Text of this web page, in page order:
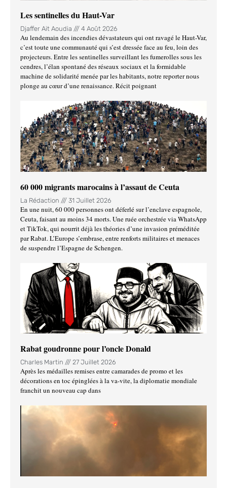
Les sentinelles du Haut-Var
Djaffer Ait Aoudia 4 Août 2026
Au lendemain des incendies dévastateurs qui ont ravagé le Haut-Var,
c’est toute une communauté qui s’est dressée face au feu, loin des
projecteurs. Entre les sentinelles surveillant les fumerolles sous les
cendres, l’élan spontané des réseaux sociaux et la formidable
machine de solidarité menée par les habitants, notre reporter nous
plonge au cœur d’une renaissance. Récit poignant
60 000 migrants marocains à l’assaut de Ceuta
La Rédaction 31 Juillet 2026
En une nuit, 60 000 personnes ont déferlé sur l’enclave espagnole,
Ceuta, faisant au moins 34 morts. Une ruée orchestrée via WhatsApp
et TikTok, qui nourrit déjà les théories d’une invasion préméditée
par Rabat. L’Europe s’embrase, entre renforts militaires et menaces
de suspendre l’Espagne de Schengen.
Rabat goudronne pour l’oncle Donald
Charles Martin 27 Juillet 2026
Après les médailles remises entre camarades de promo et les
décorations en toc épinglées à la va-vite, la diplomatie mondiale
franchit un nouveau cap dans